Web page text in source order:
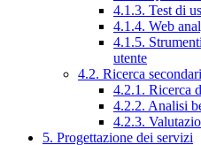
4.1.3. Test di
4.1.4. Web
4.1.5.
utente
4.2. Ricerca
4.2.1. Ricerca
4.2.2. Analisi
4.2.3.
5. Progettazione dei servizi